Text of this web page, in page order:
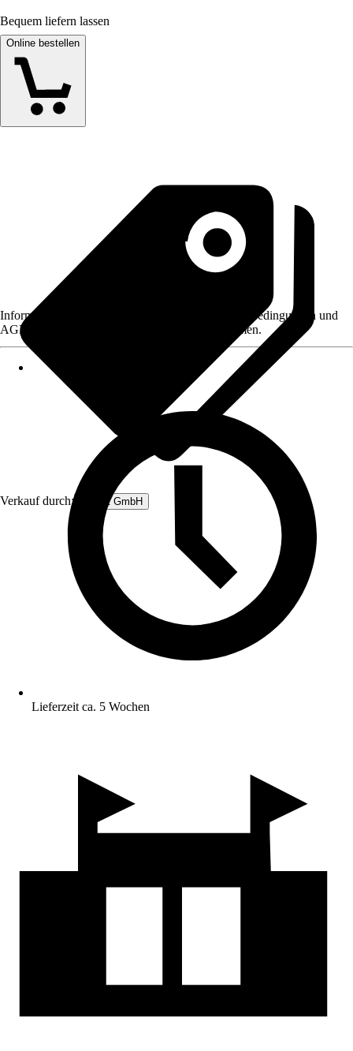
Bequem liefern lassen
Online bestellen
Verkauf durch: Rubart GmbH
Informationen des Verkäufers, wie z. B. Rückgabebedingungen und
AGB, finden Sie bei Klick auf den Verkäufernamen.
Lieferzeit ca. 5 Wochen